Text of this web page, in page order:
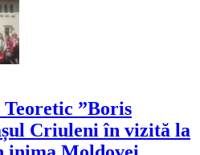
”Boris
Criuleni în vizită la